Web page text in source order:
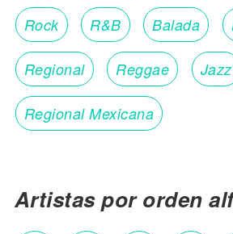
Rock R&B Balada
Regional Reggae Jazz
Regional Mexicana
Artistas por orden